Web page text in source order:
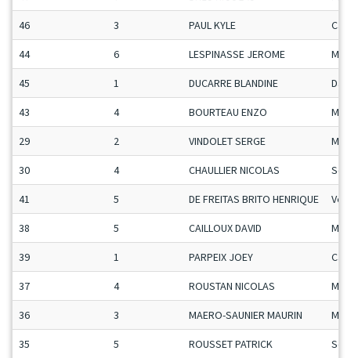
46 3 PAUL KYLE Ca-
44 6 LESPINASSE JEROME
45 1 DUCARRE BLANDINE
43 4 BOURTEAU ENZO
29 2 VINDOLET SERGE Mas
30 4 CHAULLIER NICOLAS
41 5 DE FREITAS BRITO HENRIQUE Vet
38 5 CAILLOUX DAVID
39 1 PARPEIX JOEY Ca-
37 4 ROUSTAN NICOLAS
36 3 MAERO-SAUNIER MAURIN
35 5 ROUSSET PATRICK